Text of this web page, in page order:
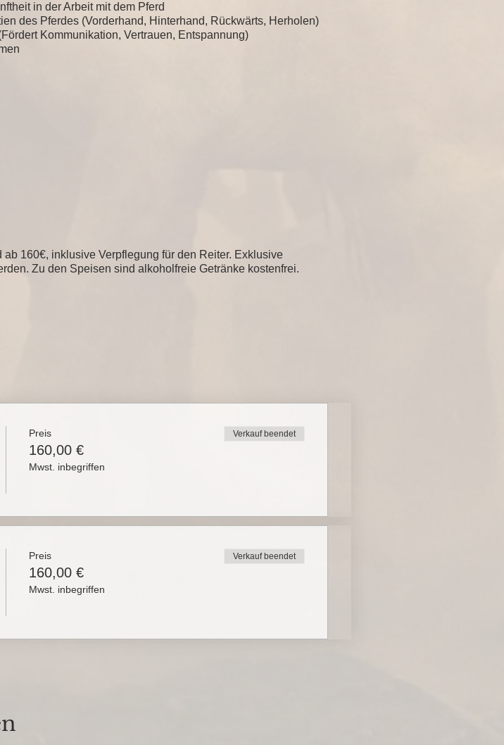
in der Arbeit mit dem Pferd
des Pferdes (Vorderhand, Hinterhand, Rückwärts, Herholen)
Kommunikation, Vertrauen, Entspannung)
160€, inklusive Verpflegung für den Reiter. Exklusive
Zu den Speisen sind alkoholfreie Getränke kostenfrei.
Preis
160,00 €
Mwst. inbegriffen
Verkauf beendet
Preis
160,00 €
Mwst. inbegriffen
Verkauf beendet